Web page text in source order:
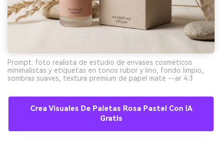
Prompt: foto realista de estudio de envases cosméticos
minimalistas y etiquetas en tonos rubor y lino, fondo limpio,
sombras suaves, textura premium de papel mate --ar 4:3
Crea Visuales De Paletas Rosa Pastel Con IA
Gratis